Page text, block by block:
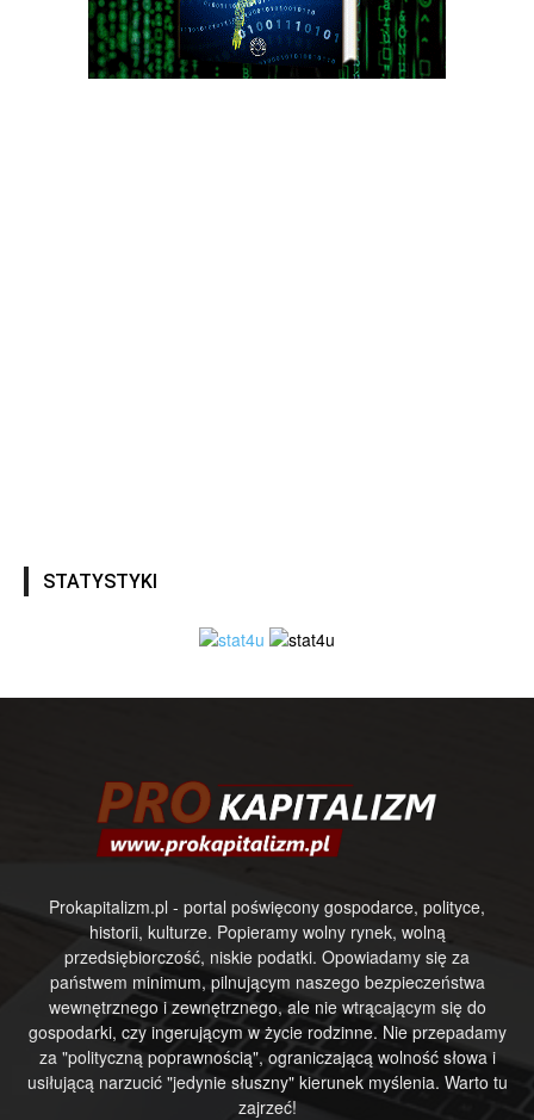
STATYSTYKI
Prokapitalizm.pl - portal poświęcony gospodarce, polityce,
historii, kulturze. Popieramy wolny rynek, wolną
przedsiębiorczość, niskie podatki. Opowiadamy się za
państwem minimum, pilnującym naszego bezpieczeństwa
wewnętrznego i zewnętrznego, ale nie wtrącającym się do
gospodarki, czy ingerującym w życie rodzinne. Nie przepadamy
za "polityczną poprawnością", ograniczającą wolność słowa i
usiłującą narzucić "jedynie słuszny" kierunek myślenia. Warto tu
zajrzeć!